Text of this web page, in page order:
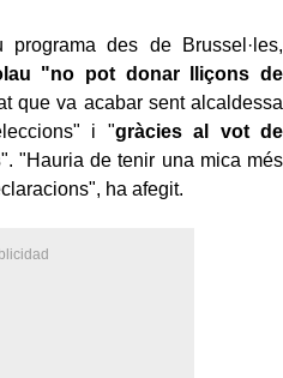
des de Brussel·les,
"no pot donar lliçons de
que va acabar sent alcaldessa
i "gràcies al vot de
". "Hauria de tenir una mica més
ha afegit.